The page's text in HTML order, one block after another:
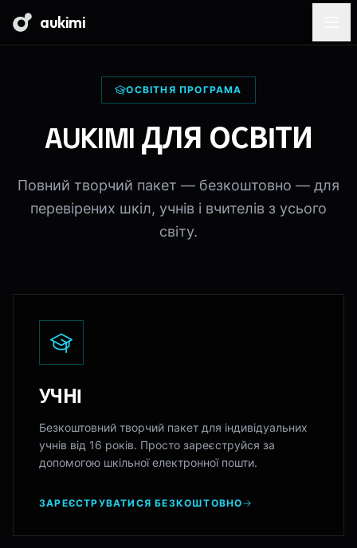
aukimi
ОСВІТНЯ ПРОГРАМА
AUKIMI ДЛЯ ОСВІТИ
Повний творчий пакет — безкоштовно — для
перевірених шкіл, учнів і вчителів з усього
світу.
УЧНІ
Безкоштовний творчий пакет для індивідуальних
учнів від 16 років. Просто зареєструйся за
допомогою шкільної електронної пошти.
ЗАРЕЄСТРУВАТИСЯ БЕЗКОШТОВНО